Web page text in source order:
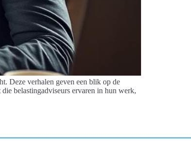
Deze verhalen geven een blik op de
belastingadviseurs ervaren in hun werk,